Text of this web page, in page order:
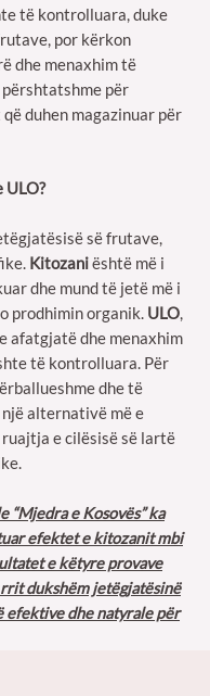
të kontrolluara, duke
por kërkon
dhe menaxhim të
përshtatshme për
duhen magazinuar për
ULO?
së frutave,
Kitozaniështë më i
dhe mund të jetë më i
prodhimin organik. ULO,
afatgjatë dhe menaxhim
të kontrolluara. Për
dhe të
alternativë më e
e cilësisë së lartë
“Mjedra e Kosovës” ka
efektet e kitozanit mbi
e këtyre provave
dukshëm jetëgjatësinë
efektive dhe natyrale për